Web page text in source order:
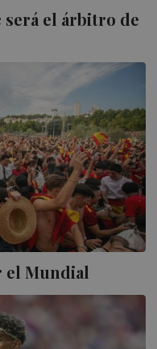
será el árbitro de
el Mundial